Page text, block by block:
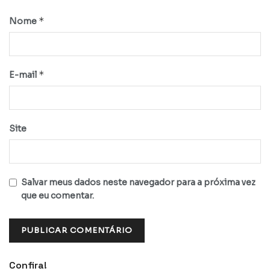
Nome *
E-mail *
Site
Salvar meus dados neste navegador para a próxima vez
que eu comentar.
Confira!